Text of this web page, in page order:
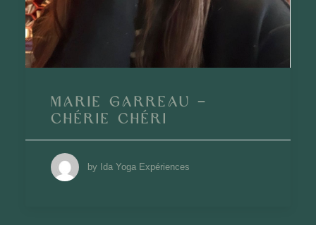
Marie Garreau –
Chérie Chéri
by Ida Yoga Expériences